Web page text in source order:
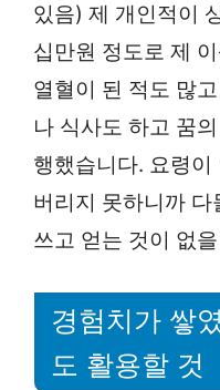
있음) 제 개인적이
십만원 정도로 제
열혈이 된 적도 많
나 식사도 하고 꿈
행했습니다. 요령
버리지 못하니까
쓰고 얻는 것이 없
경험치가 쌓
도 활용할 것